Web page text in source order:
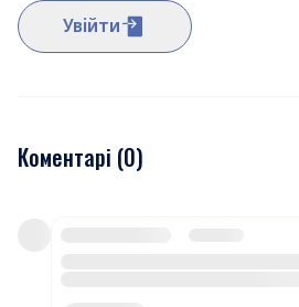
Увійти
Коментарі (0)